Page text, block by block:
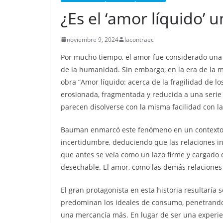
¿Es el ‘amor líquido’
noviembre 9, 2024 lacontraec
Por mucho tiempo, el amor fue considerado
de la humanidad. Sin embargo, en la era de la
obra “Amor líquido: acerca de la fragilidad de
erosionada, fragmentada y reducida a una
parecen disolverse con la misma facilidad con
Bauman enmarcó este fenómeno en un
incertidumbre, deduciendo que las relaciones
que antes se veía como un lazo firme y cargado
desechable. El amor, como las demás
El gran protagonista en esta historia resultaría
predominan los ideales de consumo,
una mercancía más. En lugar de ser una
Nueva matanza
de Esmeraldas,
militarizada, deja
menos 13
libertad
septiembre 25, 2025